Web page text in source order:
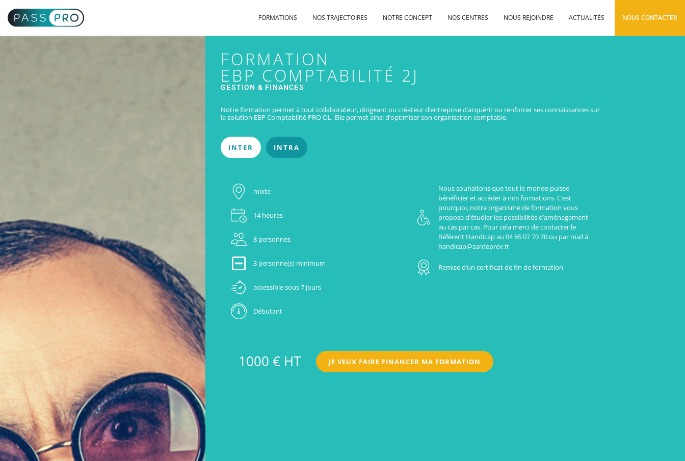
FORMATIONS NOS TRAJECTOIRES NOTRE CONCEPT NOS CENTRES NOUS REJOINDRE ACTUALITÉS NOUS CONTACTER
FORMATION
EBP COMPTABILITÉ 2J
GESTION & FINANCES
Notre formation permet à tout collaborateur, dirigeant ou créateur d’entreprise d’acquérir ou renforcer ses connaissances sur
la solution EBP Comptabilité PRO OL. Elle permet ainsi d’optimiser son organisation comptable.
INTER INTRA
mixte
14 heures
8 personnes
3 personne(s) minimum
accessible sous 7 jours
Débutant
Nous souhaitons que tout le monde puisse
bénéficier et accéder à nos formations. C’est
pourquoi, notre organisme de formation vous
propose d’étudier les possibilités d’aménagement
au cas par cas. Pour cela merci de contacter le
Référent Handicap au 04 65 07 70 70 ou par mail à
handicap@santeprev.fr
Remise d’un certificat de fin de formation
1000 € HT JE VEUX FAIRE FINANCER MA FORMATION